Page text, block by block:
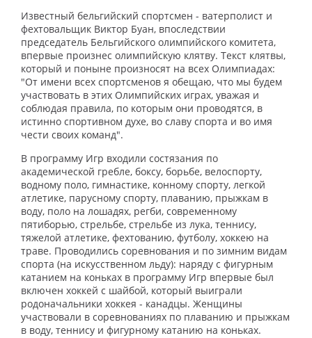
Известный бельгийский спортсмен - ватерполист и
фехтовальщик Виктор Буан, впоследствии
председатель Бельгийского олимпийского комитета,
впервые произнес олимпийскую клятву. Текст клятвы,
который и поныне произносят на всех Олимпиадах:
"От имени всех спортсменов я обещаю, что мы будем
участвовать в этих Олимпийских играх, уважая и
соблюдая правила, по которым они проводятся, в
истинно спортивном духе, во славу спорта и во имя
чести своих команд".
В программу Игр входили состязания по
академической гребле, боксу, борьбе, велоспорту,
водному поло, гимнастике, конному спорту, легкой
атлетике, парусному спорту, плаванию, прыжкам в
воду, поло на лошадях, регби, современному
пятиборью, стрельбе, стрельбе из лука, теннису,
тяжелой атлетике, фехтованию, футболу, хоккею на
траве. Проводились соревнования и по зимним видам
спорта (на искусственном льду): наряду с фигурным
катанием на коньках в программу Игр впервые был
включен хоккей с шайбой, который выиграли
родоначальники хоккея - канадцы. Женщины
участвовали в соревнованиях по плаванию и прыжкам
в воду, теннису и фигурному катанию на коньках.